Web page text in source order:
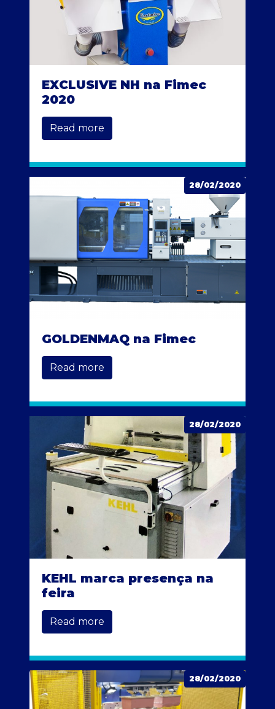
EXCLUSIVE NH na Fimec
2020
Read more
28/02/2020
GOLDENMAQ na Fimec
Read more
28/02/2020
KEHL marca presença na
feira
Read more
28/02/2020